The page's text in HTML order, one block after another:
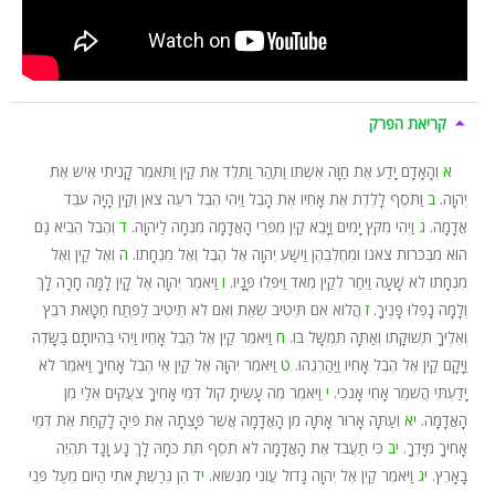
קריאת הפרק
א וְהָאָדָם יָדַע אֶת חַוָּה אִשְׁתּוֹ וַתַּהַר וַתֵּלֶד אֶת קַיִן וַתֹּאמֶר קָנִיתִי אִישׁ אֶת
יְהוָה. ב וַתֹּסֶף לָלֶדֶת אֶת אָחִיו אֶת הָבֶל וַיְהִי הֶבֶל רֹעֵה צֹאן וְקַיִן הָיָה עֹבֵד
אֲדָמָה. ג וַיְהִי מִקֵּץ יָמִים וַיָּבֵא קַיִן מִפְּרִי הָאֲדָמָה מִנְחָה לַיהוָה. ד וְהֶבֶל הֵבִיא גַם
הוּא מִבְּכֹרוֹת צֹאנוֹ וּמֵחֶלְבֵהֶן וַיִּשַׁע יְהוָה אֶל הֶבֶל וְאֶל מִנְחָתוֹ. ה וְאֶל קַיִן וְאֶל
מִנְחָתוֹ לֹא שָׁעָה וַיִּחַר לְקַיִן מְאֹד וַיִּפְּלוּ פָּנָיו. ו וַיֹּאמֶר יְהוָה אֶל קָיִן לָמָּה חָרָה לָךְ
וְלָמָּה נָפְלוּ פָנֶיךָ. ז הֲלוֹא אִם תֵּיטִיב שְׂאֵת וְאִם לֹא תֵיטִיב לַפֶּתַח חַטָּאת רֹבֵץ
וְאֵלֶיךָ תְּשׁוּקָתוֹ וְאַתָּה תִּמְשָׁל בּוֹ. ח וַיֹּאמֶר קַיִן אֶל הֶבֶל אָחִיו וַיְהִי בִּהְיוֹתָם בַּשָּׂדֶה
וַיָּקָם קַיִן אֶל הֶבֶל אָחִיו וַיַּהַרְגֵהוּ. ט וַיֹּאמֶר יְהוָה אֶל קַיִן אֵי הֶבֶל אָחִיךָ וַיֹּאמֶר לֹא
יָדַעְתִּי הֲשֹׁמֵר אָחִי אָנֹכִי. י וַיֹּאמֶר מֶה עָשִׂיתָ קוֹל דְּמֵי אָחִיךָ צֹעֲקִים אֵלַי מִן
הָאֲדָמָה. יא וְעַתָּה אָרוּר אָתָּה מִן הָאֲדָמָה אֲשֶׁר פָּצְתָה אֶת פִּיהָ לָקַחַת אֶת דְּמֵי
אָחִיךָ מִיָּדֶךָ. יב כִּי תַעֲבֹד אֶת הָאֲדָמָה לֹא תֹסֵף תֵּת כֹּחָהּ לָךְ נָע וָנָד תִּהְיֶה
בָאָרֶץ. יג וַיֹּאמֶר קַיִן אֶל יְהוָה גָּדוֹל עֲו‍ֹנִי מִנְּשׂוֹא. יד הֵן גֵּרַשְׁתָּ אֹתִי הַיּוֹם מֵעַל פְּנֵי